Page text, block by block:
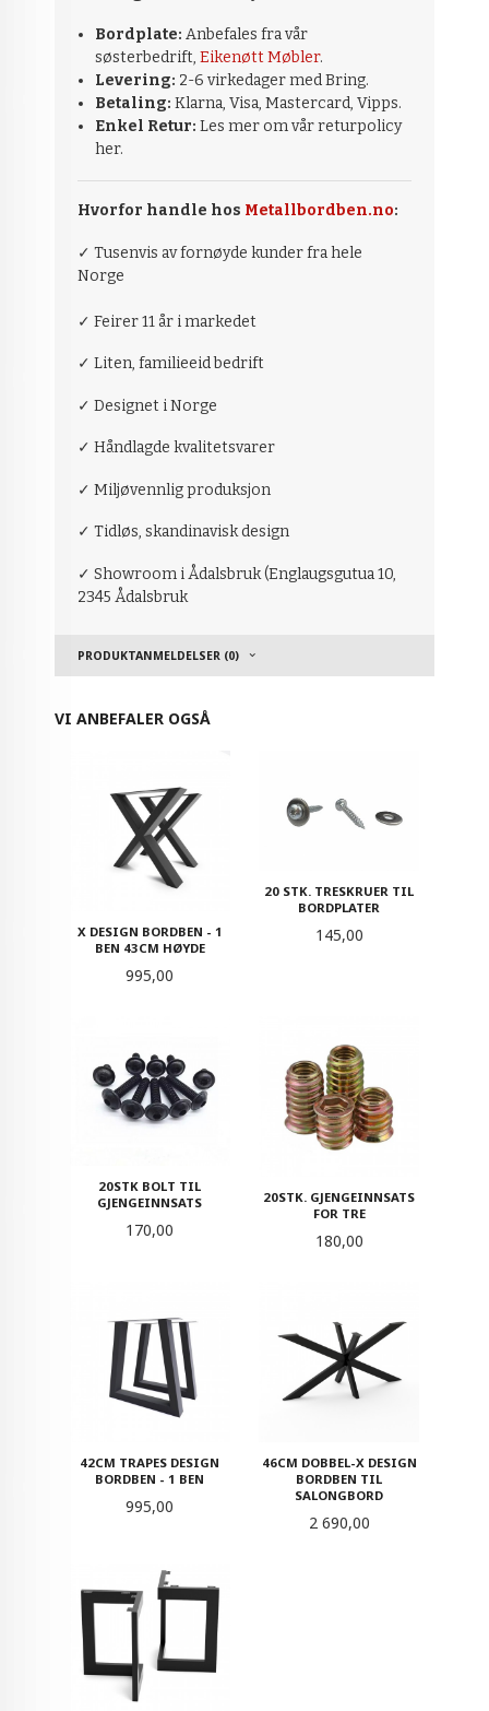
Bordplate: Anbefales fra vår
søsterbedrift, Eikenøtt Møbler.
Levering: 2-6 virkedager med Bring.
Betaling: Klarna, Visa, Mastercard, Vipps.
Enkel Retur: Les mer om vår returpolicy
her.
Hvorfor handle hos Metallbordben.no:
✓ Tusenvis av fornøyde kunder fra hele
Norge
✓ Feirer 11 år i markedet
✓ Liten, familieeid bedrift
✓ Designet i Norge
✓ Håndlagde kvalitetsvarer
✓ Miljøvennlig produksjon
✓ Tidløs, skandinavisk design
✓ Showroom i Ådalsbruk (Englaugsgutua 10,
2345 Ådalsbruk
PRODUKTANMELDELSER (0)
VI ANBEFALER OGSÅ
X DESIGN BORDBEN - 1
BEN 43CM HØYDE
Pris
995,00
20 STK. TRESKRUER TIL
BORDPLATER
Pris
145,00
20STK BOLT TIL
GJENGEINNSATS
Pris
170,00
20STK. GJENGEINNSATS
FOR TRE
Pris
180,00
42CM TRAPES DESIGN
BORDBEN - 1 BEN
Pris
995,00
46CM DOBBEL-X DESIGN
BORDBEN TIL
SALONGBORD
Pris
2 690,00